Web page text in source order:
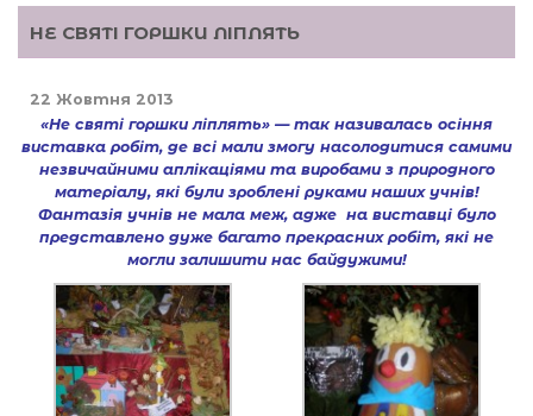
НЕ СВЯТІ ГОРШКИ ЛІПЛЯТЬ
22 Жовтня 2013
«Не святі горшки ліплять» — так називалась осіння
виставка робіт, де всі мали змогу насолодитися самими
незвичайними аплікаціями та виробами з природного
матеріалу, які були зроблені руками наших учнів!
Фантазія учнів не мала меж, адже на виставці було
представлено дуже багато прекрасних робіт, які не
могли залишити нас байдужими!